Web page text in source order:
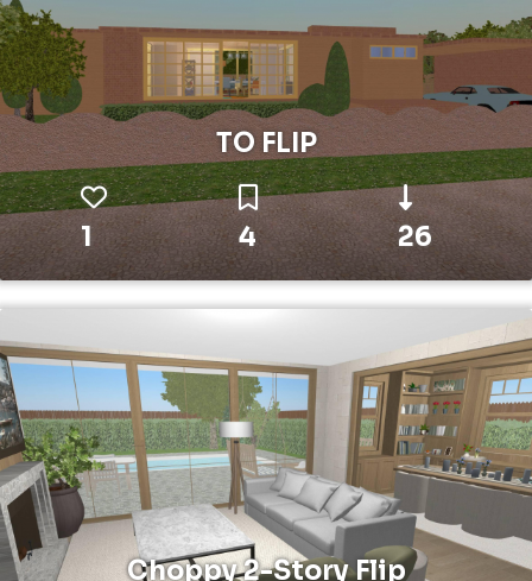
TO FLIP
1 4 26
Choppy 2-Story Flip